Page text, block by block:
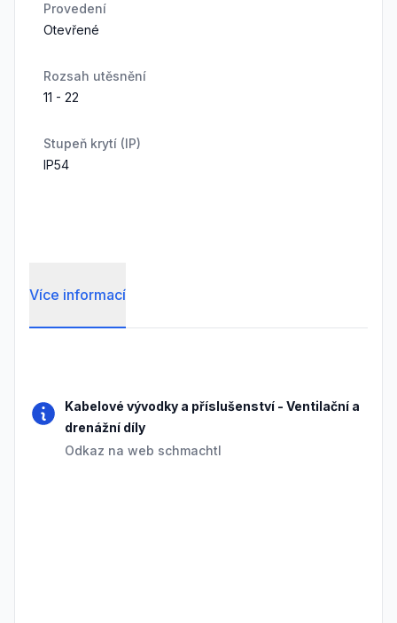
Provedení
Otevřené
Rozsah utěsnění
11 - 22
Stupeň krytí (IP)
IP54
Více informací
Kabelové vývodky a příslušenství -Ventilační a
drenážní díly
Odkaz na web schmachtl